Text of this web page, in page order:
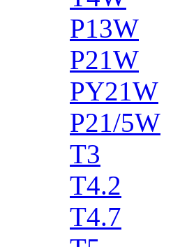
P13W
P21W
PY21W
P21/5W
T3
T4.2
T4.7